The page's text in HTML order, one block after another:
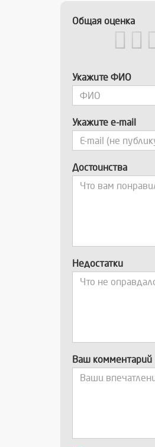
Общая оценка
Укажите ФИО
Укажите e-mail
Достоинства
Недостатки
Ваш комментарий